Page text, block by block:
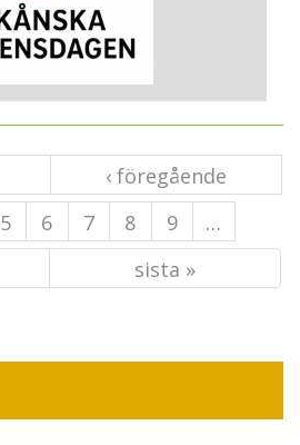
‹ föregående
5 6 7 8 9
…
sista »